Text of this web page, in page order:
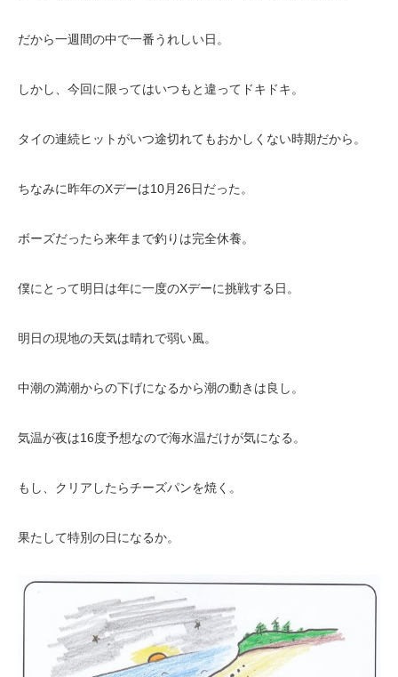
だから一週間の中で一番うれしい日。
しかし、今回に限ってはいつもと違ってドキドキ。
タイの連続ヒットがいつ途切れてもおかしくない時期だから。
ちなみに昨年のXデーは10月26日だった。
ボーズだったら来年まで釣りは完全休養。
僕にとって明日は年に一度のXデーに挑戦する日。
明日の現地の天気は晴れで弱い風。
中潮の満潮からの下げになるから潮の動きは良し。
気温が夜は16度予想なので海水温だけが気になる。
もし、クリアしたらチーズパンを焼く。
果たして特別の日になるか。